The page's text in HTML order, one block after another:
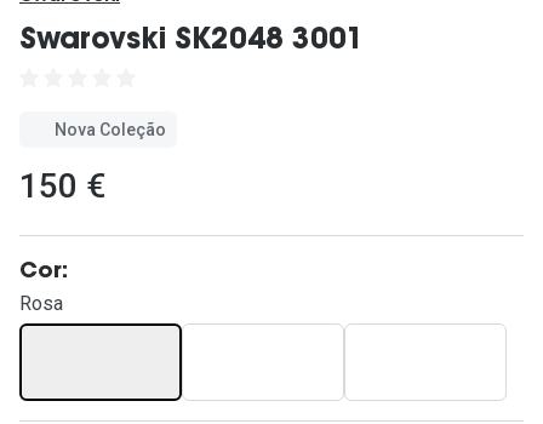
Swarovski SK2048 3001
Nova Coleção
150 €
Cor:
Rosa